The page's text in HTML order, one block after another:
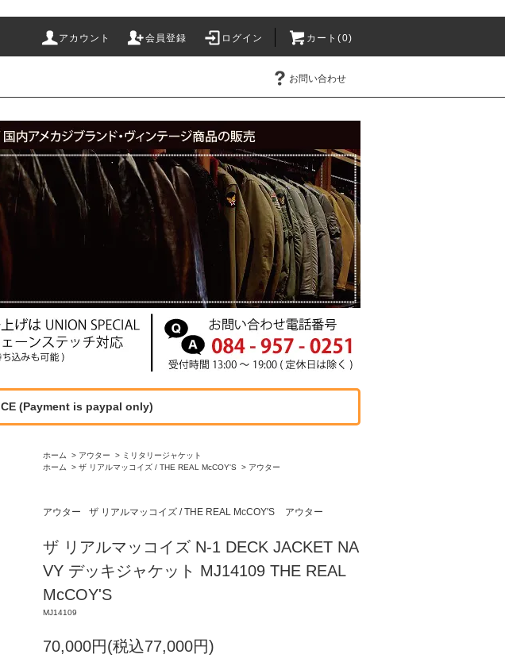
アカウント 会員登録 ログイン カート(0)
お問い合わせ
(Payment is paypal only)
ホーム > アウター > ミリタリージャケット
ホーム
> ザ リアルマッコイズ / THE REAL McCOY'S > アウター
アウター ザ リアルマッコイズ / THE REAL McCOY'S アウター
ザ リアルマッコイズ N-1 DECK JACKET NA
VY デッキジャケット MJ14109 THE REAL
McCOY'S
MJ14109
70,000円(税込77,000円)